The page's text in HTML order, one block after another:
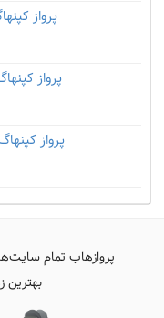
پرواز
پرواز
پرواز
پروازهاب تمام